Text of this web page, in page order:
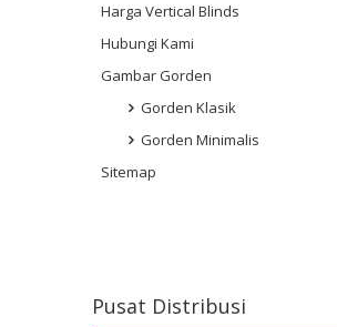
Harga Vertical Blinds
Hubungi Kami
Gambar Gorden
Gorden Klasik
Gorden Minimalis
Sitemap
Pusat Distribusi